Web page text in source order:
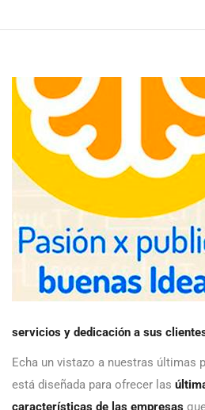
servicios y dedicación a sus
Echa un vistazo a nuestras últimas
está diseñada para ofrecer las
características de las empresas